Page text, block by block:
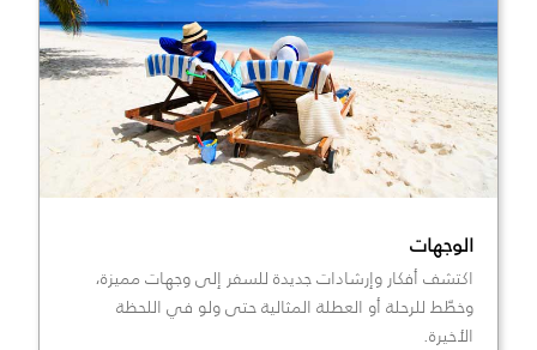
الوجهات
اكتشف أفكار وإرشادات جديدة للسفر إلى وجهات مميزة،
وخطّط للرحلة أو العطلة المثالية حتى ولو في اللحظة
الأخيرة.